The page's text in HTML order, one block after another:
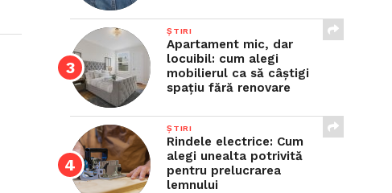
ȘTIRI
Apartament mic, dar
locuibil: cum alegi
mobilierul ca să câștigi
spațiu fără renovare
ȘTIRI
Rindele electrice: Cum
alegi unealta potrivită
pentru prelucrarea
lemnului